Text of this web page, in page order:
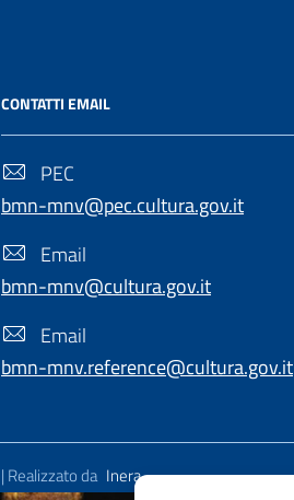
CONTATTI EMAIL
PEC
bmn-mnv@pec.cultura.gov.it
Email
bmn-mnv@cultura.gov.it
Email
bmn-mnv.reference@cultura.gov.it
| Realizzato da Inera